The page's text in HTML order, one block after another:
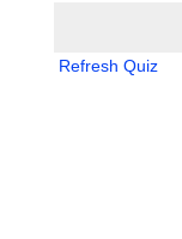
Refresh Quiz